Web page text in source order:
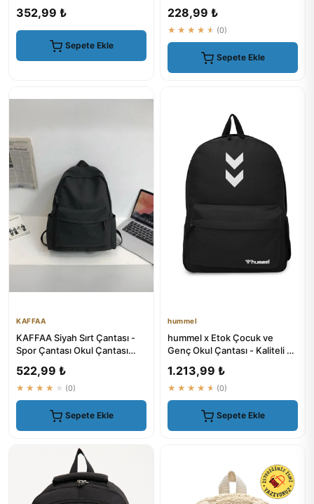
352,99 ₺
Sepete Ekle
228,99 ₺
★★★★★ (0)
Sepete Ekle
KAFFAA
KAFFAA Siyah Sırt Çantası -
Spor Çantası Okul Çantası
522,99 ₺
★★★★★ (0)
Sepete Ekle
hummel
hummel x Etok Çocuk ve
Genç Okul Çantası - Kaliteli ve
1.213,99 ₺
★★★★★ (0)
Sepete Ekle